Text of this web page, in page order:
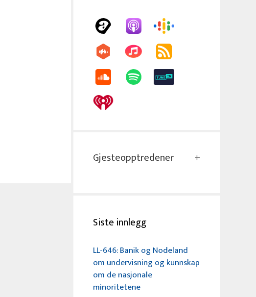
Gjesteopptredener
Siste innlegg
LL-646: Banik og Nodeland
om undervisning og kunnskap
om de nasjonale
minoritetene